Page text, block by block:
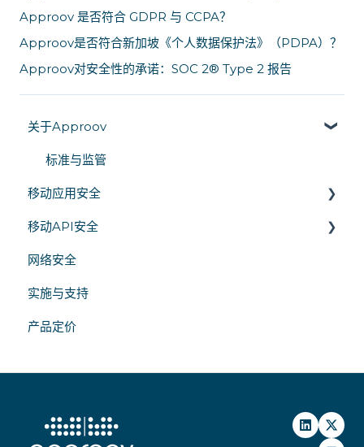
Approov 是否符合 GDPR 与 CCPA？
Approov是否符合新加坡《个人数据保护法》（PDPA）？
Approov对安全性的承诺：SOC 2® Type 2 报告
关于Approov
标准与监管
移动应用安全
运行时应用程序自我保护 (RASP)
移动应用认证
代码混淆
移动API安全
运行时秘密
TLS 证书固定
安全的API身份验证
网络安全
实施与支持
产品定价